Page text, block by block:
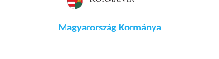
Magyarország Kormánya